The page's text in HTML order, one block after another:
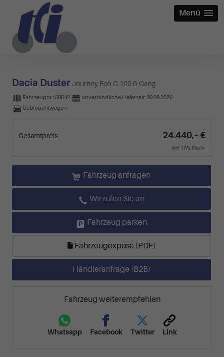
Menü
Dacia Duster Journey Eco-G 100 6-Gang
Fahrzeugnr.: 59542 unverbindliche Lieferzeit: 30.09.2026
Gebrauchtwagen
Gesamtpreis 24.440,– €
incl. 19% MwSt.
Fahrzeug anfragen
Wir rufen Sie an
Fahrzeug parken
Fahrzeugexposé (PDF)
Händleranfrage (B2B)
Fahrzeug weiterempfehlen
Whatsapp Facebook Twitter Link